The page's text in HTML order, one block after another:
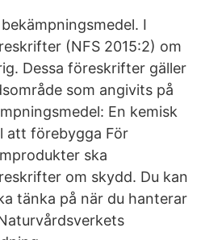
I
(NFS 2015:2) om
Dessa föreskrifter gäller
som angivits på
En kemisk
att förebygga För
ska
om skydd. Du kan
tänka på när du hanterar